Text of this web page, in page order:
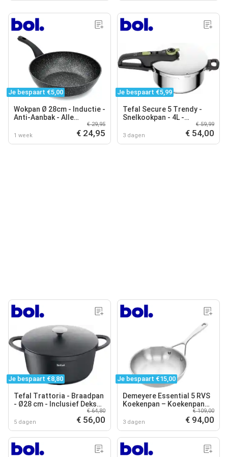
Je bespaart €5,00
Wokpan Ø 28cm - Inductie -
Anti-Aanbak - Alle
Warmtebronnen - PTFE en
PFAS vrij
1 week
€ 29,95
€ 24,95
Je bespaart €5,99
Tefal Secure 5 Trendy -
Snelkookpan - 4L -
Geschikt voor Inductie -
Veiligheidsslot - Compact
3 dagen
€ 59,99
€ 54,00
Je bespaart €8,80
Tefal Trattoria - Braadpan
- Ø28 cm - Inclusief Deksel
- Gietijzer - Geschikt voor
Inductie
5 dagen
€ 64,80
€ 56,00
Je bespaart €15,00
Demeyere Essential 5 RVS
Koekenpan – Koekenpan
Inductie - 20 cm – PTFE-
vrij
3 dagen
€ 109,00
€ 94,00